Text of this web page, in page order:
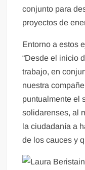
conjunto para
proyectos de
Entorno a estos
“Desde el inicio
trabajo, en
nuestra
puntualmente el
solidarenses, al
la ciudadanía a
de los cauces y